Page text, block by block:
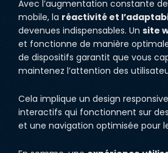
Avec l’augmentation constante de
mobile, la réactivité et
devenues indispensables. Un site
et fonctionne de manière
de dispositifs garantit que vous
maintenez l’attention des
Cela implique un design
interactifs qui fonctionnent sur
et une navigation optimisée pour